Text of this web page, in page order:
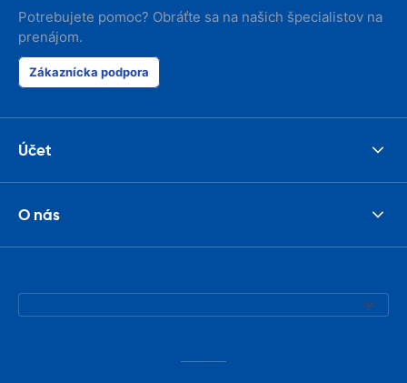
Potrebujete pomoc? Obráťte sa na našich špecialistov na
prenájom.
Zákaznícka podpora
Účet
O nás